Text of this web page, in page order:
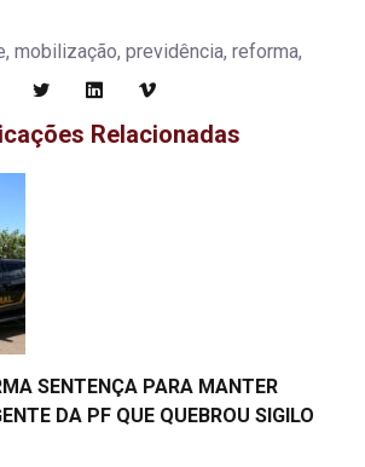
mobilização, previdência, reforma,
Relacionadas
SENTENÇA PARA MANTER
DA PF QUE QUEBROU SIGILO